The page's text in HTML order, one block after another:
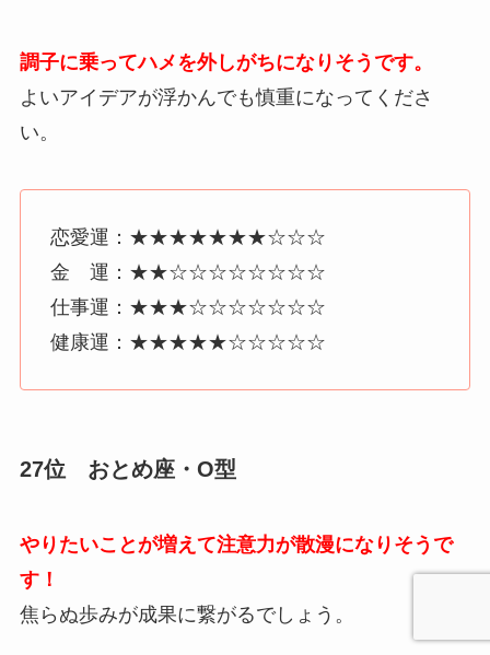
調子に乗ってハメを外しがちになりそうです。
よいアイデアが浮かんでも慎重になってくださ
い。
恋愛運：★★★★★★★☆☆☆
金 運：★★☆☆☆☆☆☆☆☆
仕事運：★★★☆☆☆☆☆☆☆
健康運：★★★★★☆☆☆☆☆
27位 おとめ座・O型
やりたいことが増えて注意力が散漫になりそうで
す！
焦らぬ歩みが成果に繋がるでしょう。